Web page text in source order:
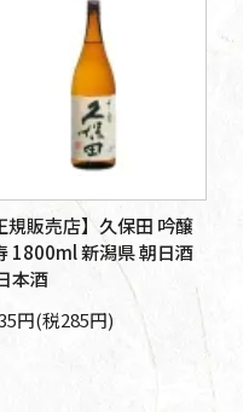
規販売店】久保田 吟醸
1800ml 新潟県 朝日酒
本酒
円(税285円)